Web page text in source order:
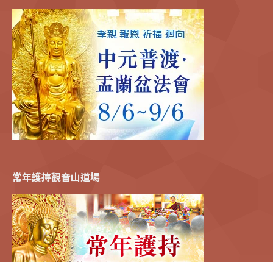
常年護持觀音山道場